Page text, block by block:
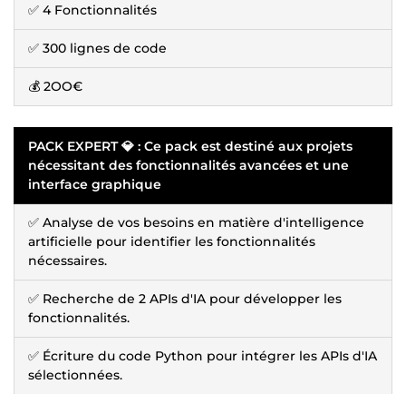
✅ 4 Fonctionnalités
✅ 300 lignes de code
💰 2OO€
PACK EXPERT 💎 : Ce pack est destiné aux projets
nécessitant des fonctionnalités avancées et une
interface graphique
✅ Analyse de vos besoins en matière d'intelligence
artificielle pour identifier les fonctionnalités
nécessaires.
✅ Recherche de 2 APIs d'IA pour développer les
fonctionnalités.
✅ Écriture du code Python pour intégrer les APIs d'IA
sélectionnées.